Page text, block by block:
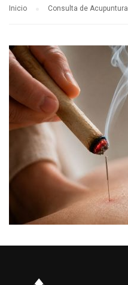
Inicio Consulta de Acupuntura